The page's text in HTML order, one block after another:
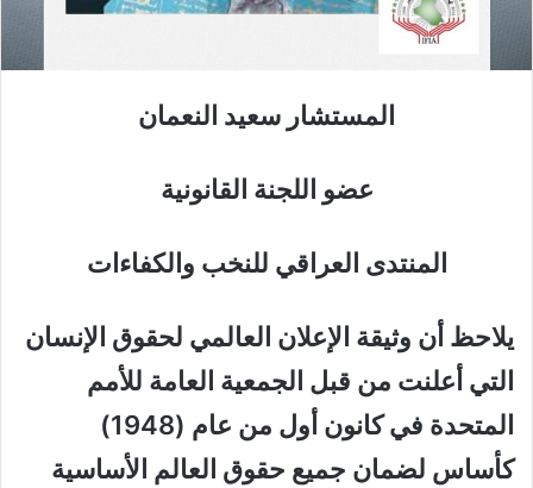
المستشار سعيد النعمان
عضو اللجنة القانونية
المنتدى العراقي للنخب والكفاءات
يلاحظ أن وثيقة الإعلان العالمي لحقوق الإنسان
التي أعلنت من قبل الجمعية العامة للأمم
المتحدة في كانون أول من عام (1948)
كأساس لضمان جميع حقوق العالم الأساسية